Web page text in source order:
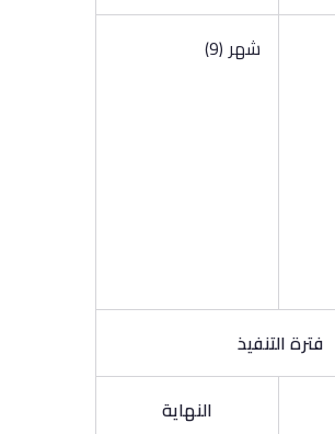
شهر (9)
فترة التنفيذ
النهاية